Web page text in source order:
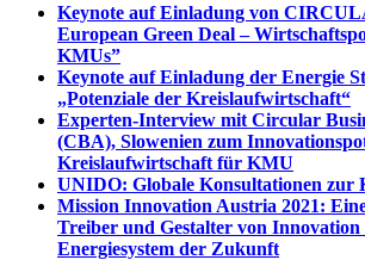
Keynote auf Einladung von
European Green Deal –
KMUs”
Keynote auf Einladung der Energie
„Potenziale der Kreislaufwirtschaft“
Experten-Interview mit Circular
(CBA), Slowenien zum
Kreislaufwirtschaft für KMU
UNIDO: Globale Konsultationen zur
Mission Innovation Austria 2021:
Treiber und Gestalter von Innovation
Energiesystem der Zukunft